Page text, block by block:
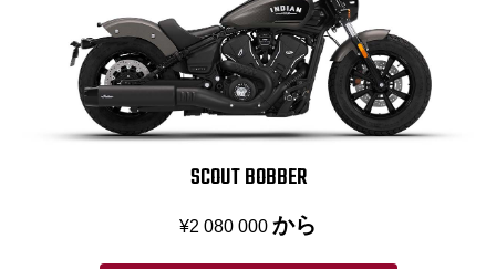
SCOUT BOBBER
¥2 080 000 から